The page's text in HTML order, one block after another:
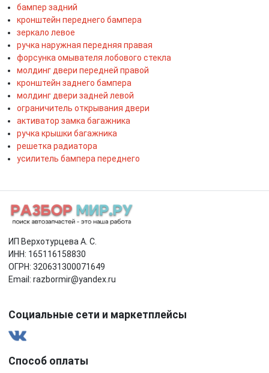
бампер задний
кронштейн переднего бампера
зеркало левое
ручка наружная передняя правая
форсунка омывателя лобового стекла
молдинг двери передней правой
кронштейн заднего бампера
молдинг двери задней левой
ограничитель открывания двери
активатор замка багажника
ручка крышки багажника
решетка радиатора
усилитель бампера переднего
ИП Верхотурцева А. С.
ИНН: 165116158830
ОГРН: 320631300071649
Email: razbormir@yandex.ru
Социальные сети и маркетплейсы
Способ оплаты